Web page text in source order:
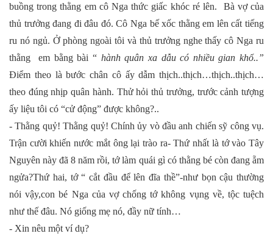
buồng trong thằng em cô Nga thức giấc khóc ré lên. Bà vợ của
thủ trưởng đang đi đâu đó. Cô Nga bế xốc thằng em lên cất tiếng
ru nó ngủ. Ở phòng ngoài tôi và thủ trưởng nghe thấy cô Nga ru
thằng em bằng bài “ hành quân xa dẫu có nhiều gian khổ..”
Điểm theo là bước chân cô ấy dẫm thịch..thịch…thịch..thịch…
theo đúng nhịp quân hành. Thử hỏi thủ trưởng, trước cảnh tượng
ấy liệu tôi có “cử động” được không?..
- Thằng quỷ! Thằng quỷ! Chính ủy vò đầu anh chiến sỹ công vụ.
Trận cười khiến nước mắt ông lại trào ra- Thứ nhất là tớ vào Tây
Nguyên này đã 8 năm rồi, tớ làm quái gì có thằng bé còn đang ẵm
ngửa?Thứ hai, tớ “ cắt đầu để lên đĩa thề”-như bọn cậu thường
nói vậy,con bé Nga của vợ chống tớ không vụng về, tộc tuệch
như thế đâu. Nó giống mẹ nó, đầy nữ tính…
- Xin nêu một ví dụ?